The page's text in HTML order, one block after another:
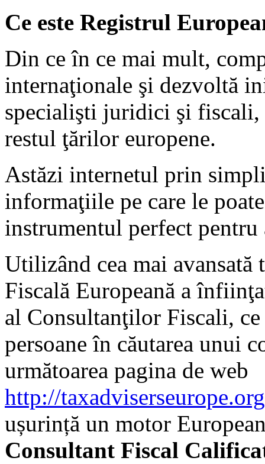
Ce este Registrul
Din ce în ce mai mult,
internaţionale şi dezvoltă
specialişti juridici şi
restul ţărilor europene.
Astăzi internetul prin
informaţiile pe care le
instrumentul perfect
Utilizând cea mai
Fiscală Europeană a
al Consultanţilor Fiscali,
persoane în căutarea unui
următoarea pagina de web
http://
ușurință un motor
Consultant Fiscal